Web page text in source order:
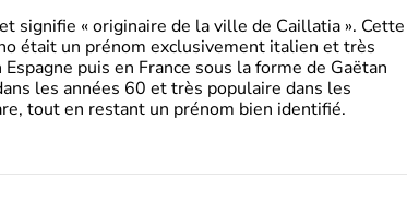
signifie « originaire de la ville de Caillatia ». Cette
était un prénom exclusivement italien et très
puis en France sous la forme de Gaëtan
les années 60 et très populaire dans les
tout en restant un prénom bien identifié.